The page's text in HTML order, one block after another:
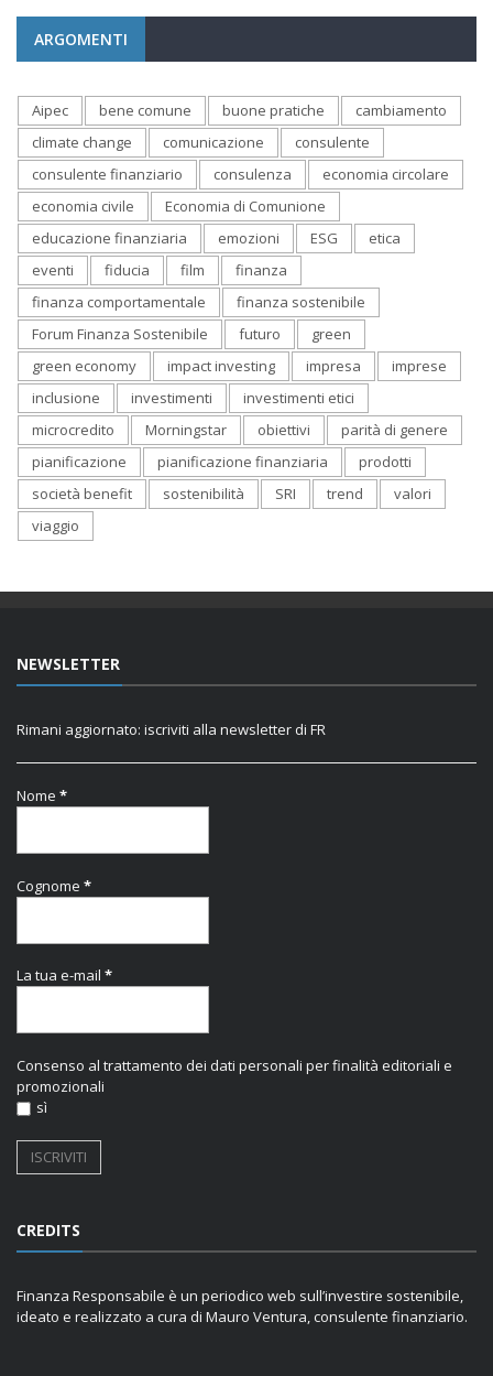
ARGOMENTI
Aipec bene comune buone pratiche
cambiamento
climate change
comunicazione
consulente
consulente finanziario
consulenza
economia circolare
economia civile
Economia di Comunione
educazione finanziaria
emozioni ESG
etica
eventi
fiducia film
finanza
finanza comportamentale
finanza sostenibile
Forum Finanza Sostenibile
futuro
green
green economy
impact investing impresa
imprese
inclusione
investimenti
investimenti etici
microcredito
Morningstar obiettivi
parità di genere
pianificazione
pianificazione finanziaria
prodotti
società benefit
sostenibilità SRI trend
valori
viaggio
NEWSLETTER
Rimani aggiornato: iscriviti alla newsletter di FR
Nome *
Cognome *
La tua e-mail *
Consenso al trattamento dei dati personali per finalità editoriali e
promozionali
sì
CREDITS
Finanza Responsabile è un periodico web sull’investire sostenibile,
ideato e realizzato a cura di Mauro Ventura, consulente finanziario.